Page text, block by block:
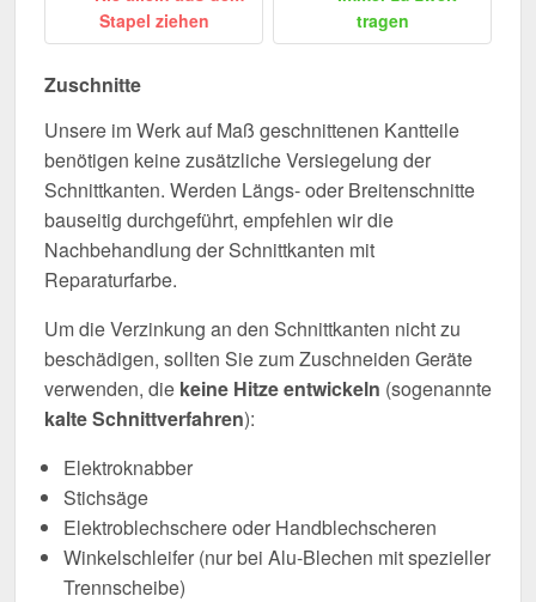
Stapel ziehen
tragen
Zuschnitte
Unsere im Werk auf Maß geschnittenen Kantteile
benötigen keine zusätzliche Versiegelung der
Schnittkanten. Werden Längs- oder Breitenschnitte
bauseitig durchgeführt, empfehlen wir die
Nachbehandlung der Schnittkanten mit
Reparaturfarbe.
Um die Verzinkung an den Schnittkanten nicht zu
beschädigen, sollten Sie zum Zuschneiden Geräte
verwenden, die keine Hitze entwickeln (sogenannte
kalte Schnittverfahren):
Elektroknabber
Stichsäge
Elektroblechschere oder Handblechscheren
Winkelschleifer (nur bei Alu-Blechen mit spezieller
Trennscheibe)